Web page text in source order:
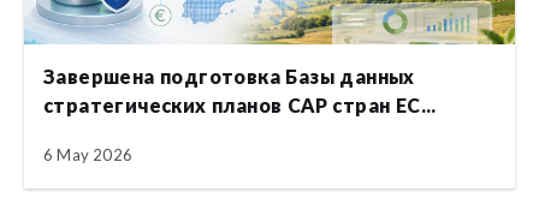
Завершена подготовка Базы данных
стратегических планов CAP стран ЕС...
6 May 2026